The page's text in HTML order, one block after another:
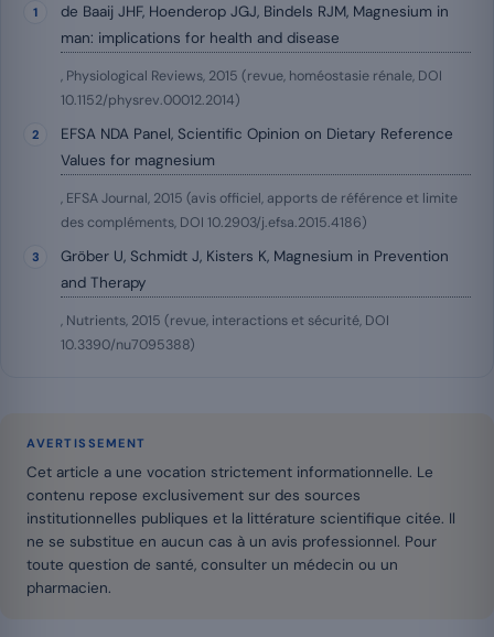
de Baaij JHF, Hoenderop JGJ, Bindels RJM, Magnesium in
man: implications for health and disease
, Physiological Reviews, 2015 (revue, homéostasie rénale, DOI
10.1152/physrev.00012.2014)
EFSA NDA Panel, Scientific Opinion on Dietary Reference
Values for magnesium
, EFSA Journal, 2015 (avis officiel, apports de référence et limite
des compléments, DOI 10.2903/j.efsa.2015.4186)
Gröber U, Schmidt J, Kisters K, Magnesium in Prevention
and Therapy
, Nutrients, 2015 (revue, interactions et sécurité, DOI
10.3390/nu7095388)
AVERTISSEMENT
Cet article a une vocation strictement informationnelle. Le
contenu repose exclusivement sur des sources
institutionnelles publiques et la littérature scientifique citée. Il
ne se substitue en aucun cas à un avis professionnel. Pour
toute question de santé, consulter un médecin ou un
pharmacien.